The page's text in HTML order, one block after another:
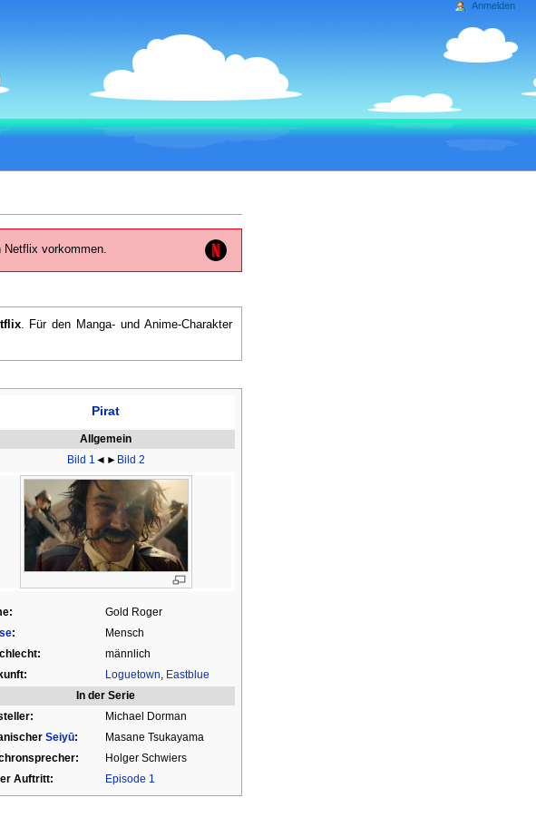
vorkommen.
. Für den Manga- und Anime-Charakter
Pirat
Allgemein
Bild 1 ◄► Bild 2
Gold Roger
:
Mensch
männlich
Loguetown, Eastblue
In der Serie
Michael Dorman
Seiyū:
Masane Tsukayama
Holger Schwiers
Auftritt:
Episode 1
Anmelden